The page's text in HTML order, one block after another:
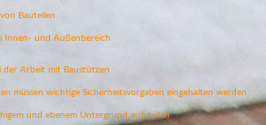
Bauteilen
Innen- und Außenbereich
der Arbeit mit Baustützen
müssen wichtige Sicherheitsvorgaben eingehalten werden:
und ebenem Untergrund aufstellen